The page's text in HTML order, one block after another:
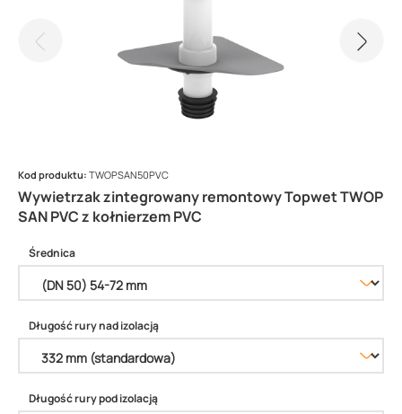
Wywietrzak zintegrowany remontowy Topwet TWOP
SAN PVC z kołnierzem PVC
Kod produktu: TWOPSAN50PVC
Średnica
Długość rury nad izolacją
Długość rury pod izolacją